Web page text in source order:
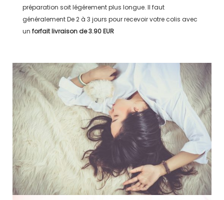
préparation soit légérement plus longue. Il faut
généralementDe 2 à 3 jours pour recevoir votre colis avec
un forfait livraison de3.90 EUR